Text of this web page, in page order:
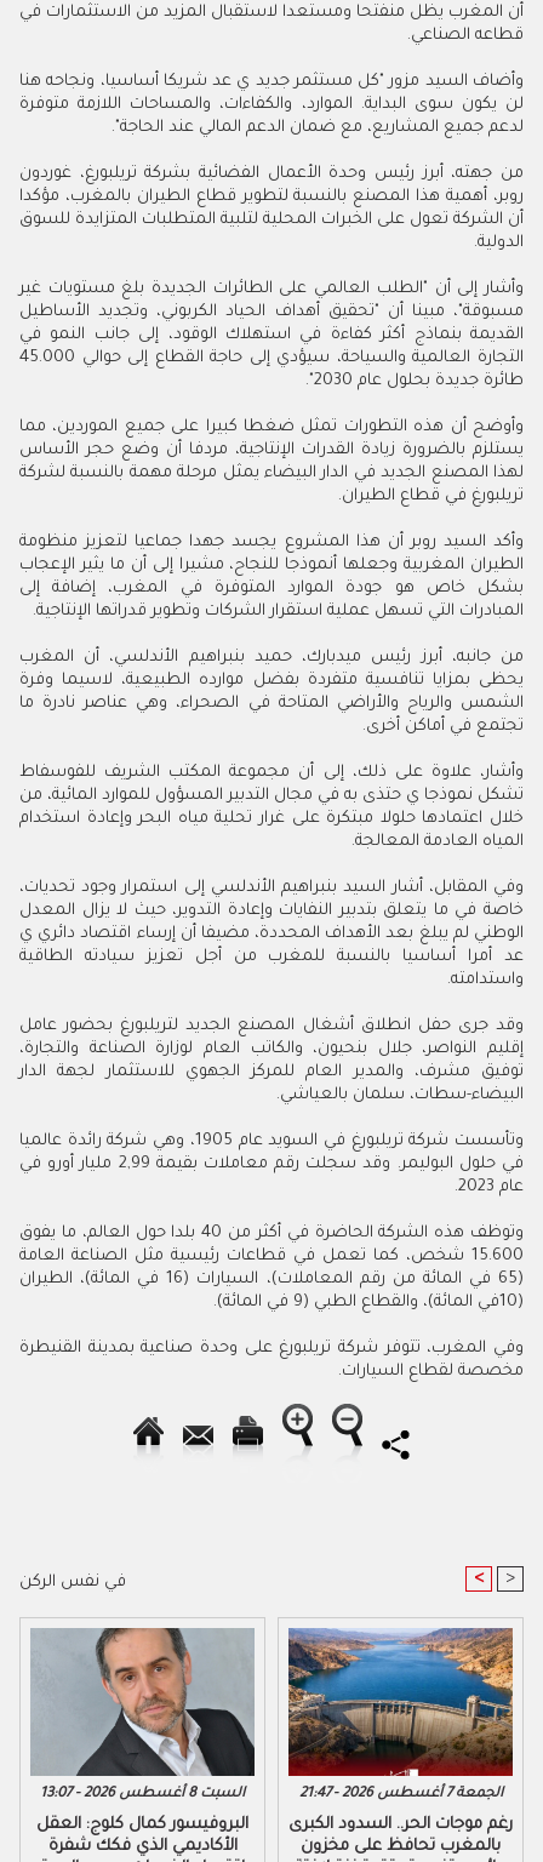
أن المغرب يظل منفتحا ومستعدا لاستقبال المزيد من الاستثمارات في
قطاعه الصناعي.
وأضاف السيد مزور "كل مستثمر جديد ي عد شريكا أساسيا، ونجاحه هنا
لن يكون سوى البداية. الموارد، والكفاءات، والمساحات اللازمة متوفرة
لدعم جميع المشاريع، مع ضمان الدعم المالي عند الحاجة".
من جهته، أبرز رئيس وحدة الأعمال الفضائية بشركة تريلبورغ، غوردون
روبر، أهمية هذا المصنع بالنسبة لتطوير قطاع الطيران بالمغرب، مؤكدا
أن الشركة تعول على الخبرات المحلية لتلبية المتطلبات المتزايدة للسوق
الدولية.
وأشار إلى أن "الطلب العالمي على الطائرات الجديدة بلغ مستويات غير
مسبوقة"، مبينا أن "تحقيق أهداف الحياد الكربوني، وتجديد الأساطيل
القديمة بنماذج أكثر كفاءة في استهلاك الوقود، إلى جانب النمو في
التجارة العالمية والسياحة، سيؤدي إلى حاجة القطاع إلى حوالي 45.000
طائرة جديدة بحلول عام 2030".
وأوضح أن هذه التطورات تمثل ضغطا كبيرا على جميع الموردين، مما
يستلزم بالضرورة زيادة القدرات الإنتاجية، مردفا أن وضع حجر الأساس
لهذا المصنع الجديد في الدار البيضاء يمثل مرحلة مهمة بالنسبة لشركة
تريلبورغ في قطاع الطيران.
وأكد السيد روبر أن هذا المشروع يجسد جهدا جماعيا لتعزيز منظومة
الطيران المغربية وجعلها أنموذجا للنجاح، مشيرا إلى أن ما يثير الإعجاب
بشكل خاص هو جودة الموارد المتوفرة في المغرب، إضافة إلى
المبادرات التي تسهل عملية استقرار الشركات وتطوير قدراتها الإنتاجية.
من جانبه، أبرز رئيس ميدبارك، حميد بنبراهيم الأندلسي، أن المغرب
يحظى بمزايا تنافسية متفردة بفضل موارده الطبيعية، لاسيما وفرة
الشمس والرياح والأراضي المتاحة في الصحراء، وهي عناصر نادرة ما
تجتمع في أماكن أخرى.
وأشار، علاوة على ذلك، إلى أن مجموعة المكتب الشريف للفوسفاط
تشكل نموذجا ي حتذى به في مجال التدبير المسؤول للموارد المائية، من
خلال اعتمادها حلولا مبتكرة على غرار تحلية مياه البحر وإعادة استخدام
المياه العادمة المعالجة.
وفي المقابل، أشار السيد بنبراهيم الأندلسي إلى استمرار وجود تحديات،
خاصة في ما يتعلق بتدبير النفايات وإعادة التدوير، حيث لا يزال المعدل
الوطني لم يبلغ بعد الأهداف المحددة، مضيفا أن إرساء اقتصاد دائري ي
عد أمرا أساسيا بالنسبة للمغرب من أجل تعزيز سيادته الطاقية
واستدامته.
وقد جرى حفل انطلاق أشغال المصنع الجديد لتريلبورغ بحضور عامل
إقليم النواصر، جلال بنحيون، والكاتب العام لوزارة الصناعة والتجارة،
توفيق مشرف، والمدير العام للمركز الجهوي للاستثمار لجهة الدار
البيضاء-سطات، سلمان بالعياشي.
وتأسست شركة تريلبورغ في السويد عام 1905، وهي شركة رائدة عالميا
في حلول البوليمر. وقد سجلت رقم معاملات بقيمة 2,99 مليار أورو في
عام 2023.
وتوظف هذه الشركة الحاضرة في أكثر من 40 بلدا حول العالم، ما يفوق
15.600 شخص، كما تعمل في قطاعات رئيسية مثل الصناعة العامة
(65 في المائة من رقم المعاملات)، السيارات (16 في المائة)، الطيران
(10في المائة)، والقطاع الطبي (9 في المائة).
وفي المغرب، تتوفر شركة تريلبورغ على وحدة صناعية بمدينة القنيطرة
مخصصة لقطاع السيارات.
في نفس الركن < >
السبت 8 أغسطس 2026 - 13:07
البروفيسور كمال كلوج: العقل
الأكاديمي الذي فكك شفرة
الجمعة 7 أغسطس 2026 - 21:47
رغم موجات الحر.. السدود الكبرى
بالمغرب تحافظ على مخزون